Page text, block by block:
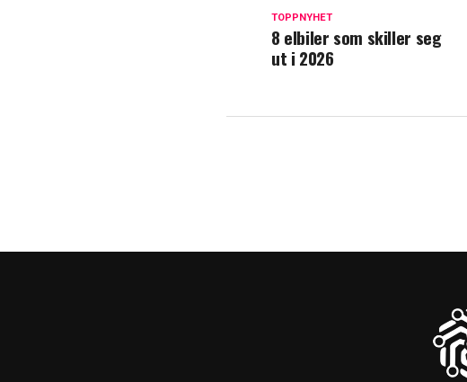
TOPPNYHET
8 elbiler som skiller seg
ut i 2026